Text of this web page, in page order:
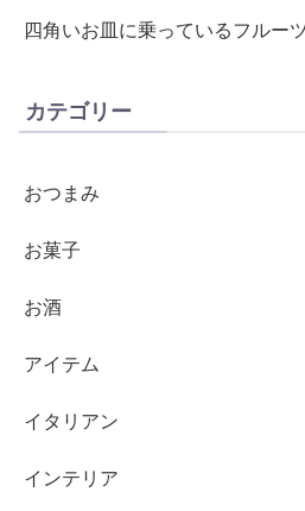
四角いお皿に乗っているフルー
カテゴリー
おつまみ
お菓子
お酒
アイテム
イタリアン
インテリア